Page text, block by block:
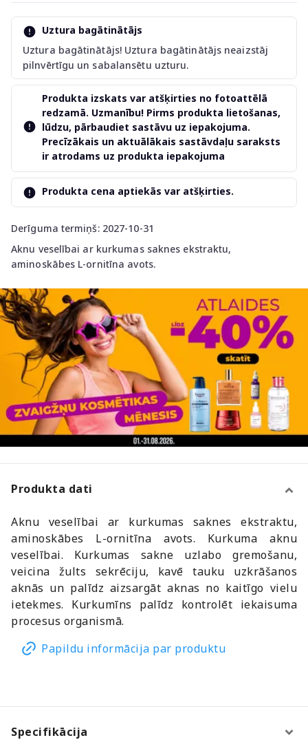
Derīguma termiņš: 2027-10-31
Aknu veselībai ar kurkumas saknes ekstraktu,
aminoskābes L-ornitīna avots.
Uztura bagātinātājs
Uztura bagātinātājs! Uztura bagātinātājs neaizstāj
pilnvērtīgu un sabalansētu uzturu.
Produkta izskats var atšķirties no fotoattēlā
redzamā. Uzmanību! Pirms produkta lietošanas,
lūdzu, pārbaudiet sastāvu uz iepakojuma.
Precīzākais un aktuālākais sastāvdaļu saraksts
ir atrodams uz produkta iepakojuma
Produkta cena aptiekās var atšķirties.
Produkta dati
Aknu veselībai ar kurkumas saknes ekstraktu,
aminoskābes L-ornitīna avots. Kurkuma aknu
veselībai. Kurkumas sakne uzlabo gremošanu,
veicina žults sekrēciju, kavē tauku uzkrāšanos
aknās un palīdz aizsargāt aknas no kaitīgo vielu
ietekmes. Kurkumīns palīdz kontrolēt iekaisuma
procesus organismā.
Papildu informācija par produktu
Specifikācija